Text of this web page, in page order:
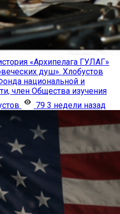
«Архипелага ГУЛАГ»
душ». Хлобустов
национальной и
член Общества изучения
79 3 недели назад